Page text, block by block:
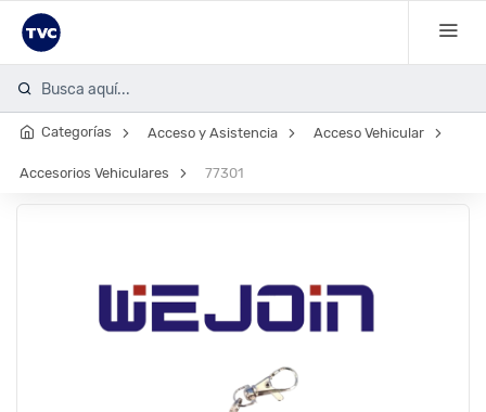
Categorías Acceso y Asistencia Acceso Vehicular
Accesorios Vehiculares 77301